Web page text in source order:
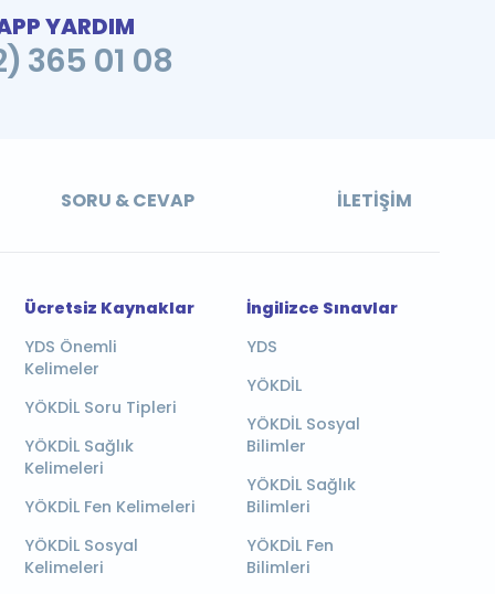
YARDIM
365 01 08
SORU & CEVAP İLETIŞIM
Ücretsiz Kaynaklar
YDS Önemli
Kelimeler
YÖKDİL Soru Tipleri
YÖKDİL Sağlık
Kelimeleri
YÖKDİL Fen Kelimeleri
YÖKDİL Sosyal
Kelimeleri
İngilizce Sınavlar
YDS
YÖKDİL
YÖKDİL Sosyal
Bilimler
YÖKDİL Sağlık
Bilimleri
YÖKDİL Fen
Bilimleri